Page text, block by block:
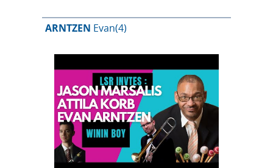
ARNTZEN Evan(4)